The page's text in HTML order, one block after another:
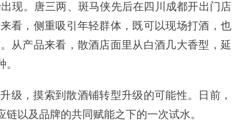
现。唐三两、斑马侠先后在四川成都开出门店
看，侧重吸引年轻群体，既可以现场打酒，也
从产品来看，散酒店面里从白酒几大香型，延
级，摸索到散酒铺转型升级的可能性。日前，
以及品牌的共同赋能之下的一次试水。